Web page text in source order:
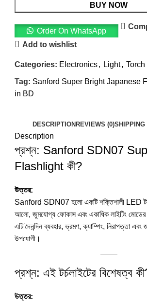
BUY NOW
Order On WhatsApp
Add to wishlist
Categories: Electronics, Light,
Tag: Sanford Super Bright Japanese
in BD
DESCRIPTION REVIEWS (0)SHIPPING
Description
প্রশ্ন: Sanford SDN07
Flashlight কী?
উত্তর:
Sanford SDN07 হলো একটি শক্তিশালী LED
আলো, জুমযোগ্য ফোকাস এবং একাধিক লাইটিং মোডের
এটি দৈনন্দিন ব্যবহার, ভ্রমণ, ক্যাম্পিং, নিরাপত্তা
উপযোগী।
প্রশ্ন: এই টর্চলাইটের বিশেষত্ব
উত্তর: